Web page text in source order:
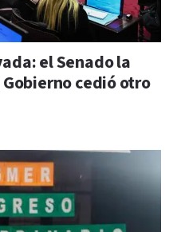
el Senado la
cedió otro